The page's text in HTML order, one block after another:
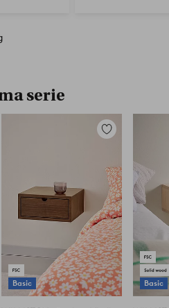
serie
Basic
Lägg
favoriter
Basic